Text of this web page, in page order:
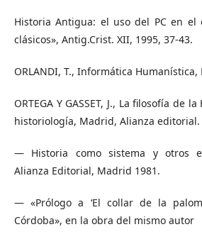
Historia Antigua: el uso del PC en el
clásicos», Antig.Crist. XII, 1995, 37-43.
ORLANDI, T., Informática Humanística,
ORTEGA Y GASSET, J., La filosofía de
historiología, Madrid, Alianza editorial.
— Historia como sistema y otros
Alianza Editorial, Madrid 1981.
— «Prólogo a ‘El collar de la
Córdoba», en la obra del mismo autor